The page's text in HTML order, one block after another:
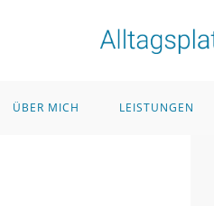
ÜBER MICH LEISTUNGEN